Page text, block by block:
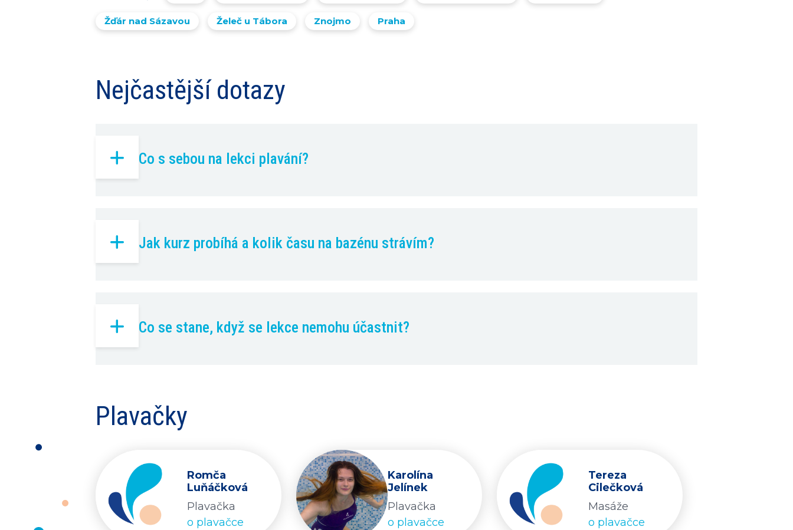
Žďár nad Sázavou Želeč u Tábora Znojmo Praha
Nejčastější dotazy
Co s sebou na lekci plavání?
Jak kurz probíhá a kolik času na bazénu strávím?
Co se stane, když se lekce nemohu účastnit?
Plavačky
Romča
Luňáčková
Plavačka
o plavačce
Karolína
Jelínek
Plavačka
o plavačce
Tereza
Cilečková
Masáže
o plavačce